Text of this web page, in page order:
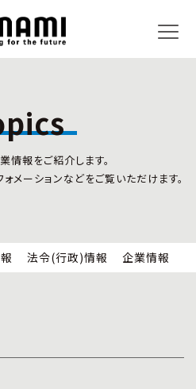
事業内容
リサイクルサービス
小型家電リサイクル法
全国の回収対応
情報をご紹介します。
メーションなどをご覧いただけます。
法令(行政)情報 企業情報